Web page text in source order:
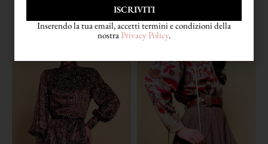
ISCRIVITI
Inserendo la tua email, accetti termini e condizioni della
nostra Privacy Policy.